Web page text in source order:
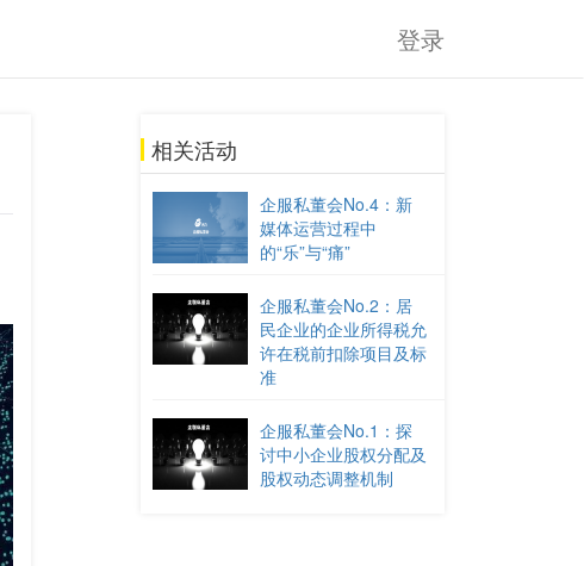
登录
相关活动
企服私董会No.4：新
媒体运营过程中
的“乐”与“痛”
企服私董会No.2：居
民企业的企业所得税允
许在税前扣除项目及标
准
企服私董会No.1：探
讨中小企业股权分配及
股权动态调整机制